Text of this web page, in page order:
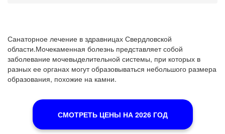
Санаторное лечение в здравницах Свердловской
области.Мочекаменная болезнь представляет собой
заболевание мочевыделительной системы, при которых в
разных ее органах могут образовываться небольшого размера
образования, похожие на камни.
СМОТРЕТЬ ЦЕНЫ НА 2026 ГОД